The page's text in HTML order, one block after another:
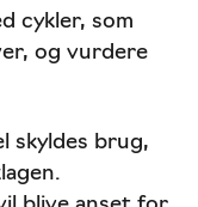
cykler, som
og vurdere
skyldes brug,